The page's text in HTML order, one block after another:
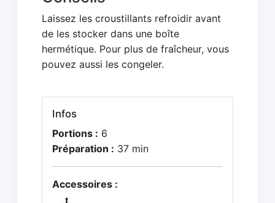
Laissez les croustillants refroidir avant
de les stocker dans une boîte
hermétique. Pour plus de fraîcheur, vous
pouvez aussi les congeler.
Infos
Portions : 6
Préparation : 37 min
Accessoires :